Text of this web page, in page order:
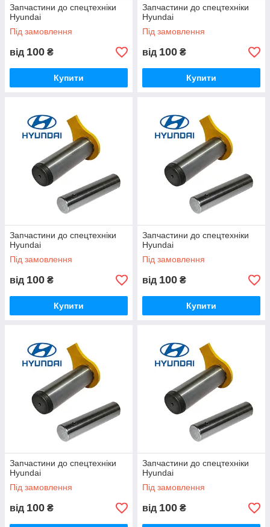
Запчастини до спецтехніки
Hyundai
Під замовлення
від 100 ₴
Купити
Запчастини до спецтехніки
Hyundai
Під замовлення
від 100 ₴
Купити
Запчастини до спецтехніки
Hyundai
Під замовлення
від 100 ₴
Купити
Запчастини до спецтехніки
Hyundai
Під замовлення
від 100 ₴
Купити
Запчастини до спецтехніки
Hyundai
Під замовлення
від 100 ₴
Запчастини до спецтехніки
Hyundai
Під замовлення
від 100 ₴